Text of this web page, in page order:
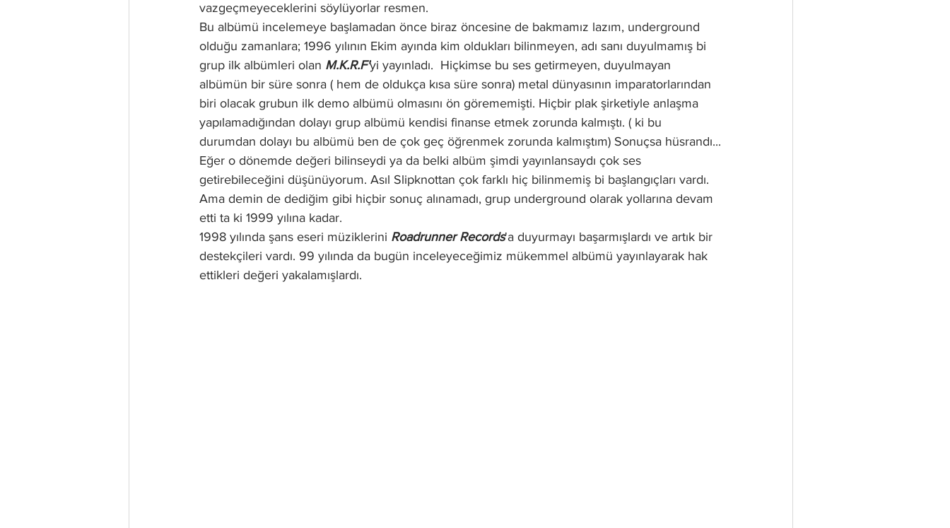
vazgeçmeyeceklerini söylüyorlar resmen.
Bu albümü incelemeye başlamadan önce biraz öncesine de bakmamız lazım, underground
olduğu zamanlara; 1996 yılının Ekim ayında kim oldukları bilinmeyen, adı sanı duyulmamış bi
grup ilk albümleri olan M.K.R.F'yi yayınladı.  Hiçkimse bu ses getirmeyen, duyulmayan
albümün bir süre sonra ( hem de oldukça kısa süre sonra) metal dünyasının imparatorlarından
biri olacak grubun ilk demo albümü olmasını ön görememişti. Hiçbir plak şirketiyle anlaşma
yapılamadığından dolayı grup albümü kendisi finanse etmek zorunda kalmıştı. ( ki bu
durumdan dolayı bu albümü ben de çok geç öğrenmek zorunda kalmıştım) Sonuçsa hüsrandı...
Eğer o dönemde değeri bilinseydi ya da belki albüm şimdi yayınlansaydı çok ses
getirebileceğini düşünüyorum. Asıl Slipknottan çok farklı hiç bilinmemiş bi başlangıçları vardı.
Ama demin de dediğim gibi hiçbir sonuç alınamadı, grup underground olarak yollarına devam
etti ta ki 1999 yılına kadar.
1998 yılında şans eseri müziklerini Roadrunner Records'a duyurmayı başarmışlardı ve artık bir
destekçileri vardı. 99 yılında da bugün inceleyeceğimiz mükemmel albümü yayınlayarak hak
ettikleri değeri yakalamışlardı.